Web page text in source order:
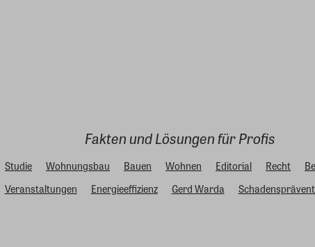
Fakten und Lösungen für Profis
Studie Wohnungsbau Bauen Wohnen Editorial Recht
Veranstaltungen Energieeffizienz Gerd Warda